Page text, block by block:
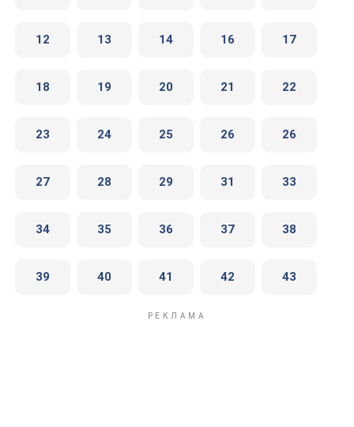
12 13 14 16 17
18 19 20 21 22
23 24 25 26 26
27 28 29 31 33
34 35 36 37 38
39 40 41 42 43